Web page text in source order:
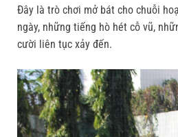
Đây là trò chơi mở bát cho chuỗi
ngày, những tiếng hò hét cỗ vũ,
cười liên tục xảy đến.